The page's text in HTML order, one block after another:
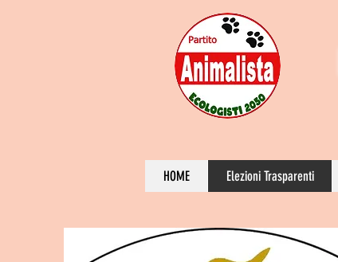
HOME Elezioni Trasparenti